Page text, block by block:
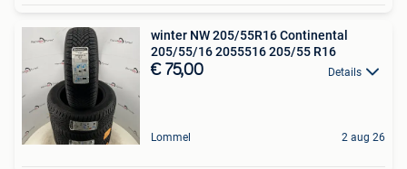
winter NW 205/55R16 Continental
205/55/16 2055516 205/55 R16
€ 75,00 Details
Lommel 2 aug 26